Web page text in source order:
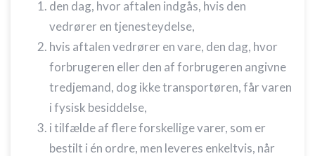
den dag, hvor aftalen indgås, hvis den
vedrører en tjenesteydelse,
hvis aftalen vedrører en vare, den dag, hvor
forbrugeren eller den af forbrugeren angivne
tredjemand, dog ikke transportøren, får varen
i fysisk besiddelse,
i tilfælde af flere forskellige varer, som er
bestilt i én ordre, men leveres enkeltvis, når